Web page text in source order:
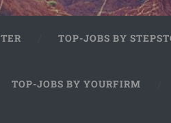
TOP-JOBS BY
TOP-JOBS BY YOURFIRM